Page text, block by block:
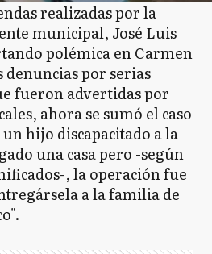
realizadas por la
municipal, José Luis
polémica en Carmen
denuncias por serias
fueron advertidas por
ahora se sumó el caso
hijo discapacitado a la
una casa pero -según
, la operación fue
a la familia de